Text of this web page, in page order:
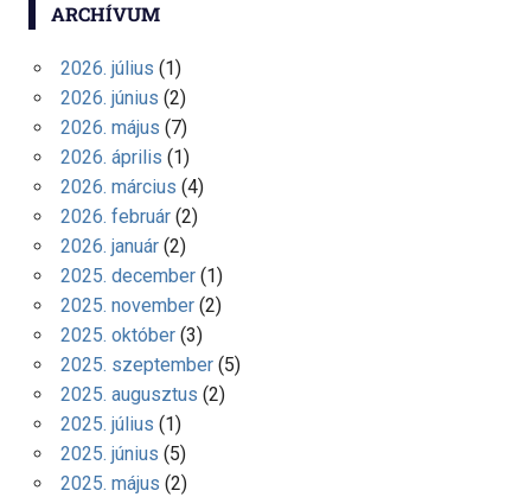
ARCHÍVUM
2026. július (1)
2026. június (2)
2026. május (7)
2026. április (1)
2026. március (4)
2026. február(2)
2026. január(2)
2025. december(1)
2025. november(2)
2025. október(3)
2025. szeptember(5)
2025. augusztus (2)
2025. július (1)
2025. június (5)
2025. május (2)